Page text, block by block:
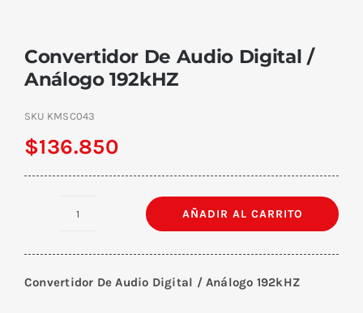
Convertidor De Audio Digital /
Análogo 192kHZ
SKU KMSC043
$136.850
Digital
AÑADIR AL CARRITO
Convertidor De Audio Digital / Análogo 192kHZ